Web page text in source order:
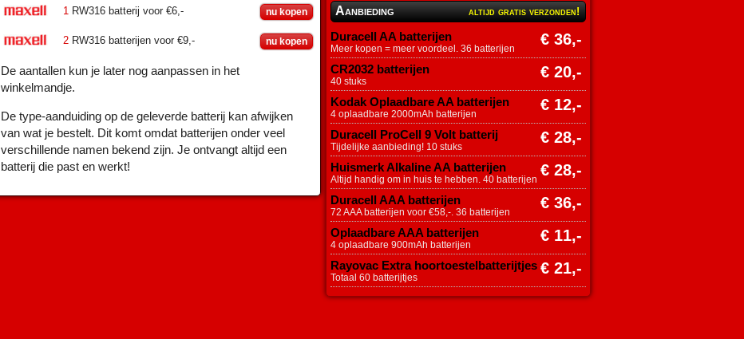
1 RW316 batterij voor €6,- nu kopen
2 RW316 batterijen voor €9,- nu kopen
De aantallen kun je later nog aanpassen in het
winkelmandje.
De type-aanduiding op de geleverde batterij kan afwijken
van wat je bestelt. Dit komt omdat batterijen onder veel
verschillende namen bekend zijn. Je ontvangt altijd een
batterij die past en werkt!
Aanbieding altijd gratis verzonden!
Duracell AA batterijen € 36,-
Meer kopen = meer voordeel. 36 batterijen
CR2032 batterijen € 20,-
40 stuks
Kodak Oplaadbare AA batterijen € 12,-
4 oplaadbare 2000mAh batterijen
Duracell ProCell 9 Volt batterij € 28,-
Tijdelijke aanbieding! 10 stuks
Huismerk Alkaline AA batterijen € 28,-
Altijd handig om in huis te hebben. 40 batterijen
Duracell AAA batterijen € 36,-
72 AAA batterijen voor €58,-. 36 batterijen
Oplaadbare AAA batterijen € 11,-
4 oplaadbare 900mAh batterijen
Rayovac Extra hoortoestelbatterijtjes € 21,-
Totaal 60 batterijtjes